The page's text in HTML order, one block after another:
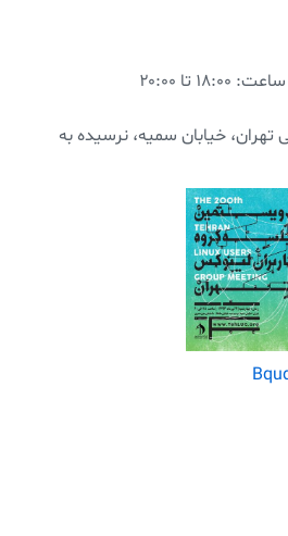
۱۸:۰۰ تا ۲۰:۰۰
خیابان سمیه، نرسیده به